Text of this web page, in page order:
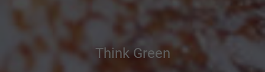
Think Green